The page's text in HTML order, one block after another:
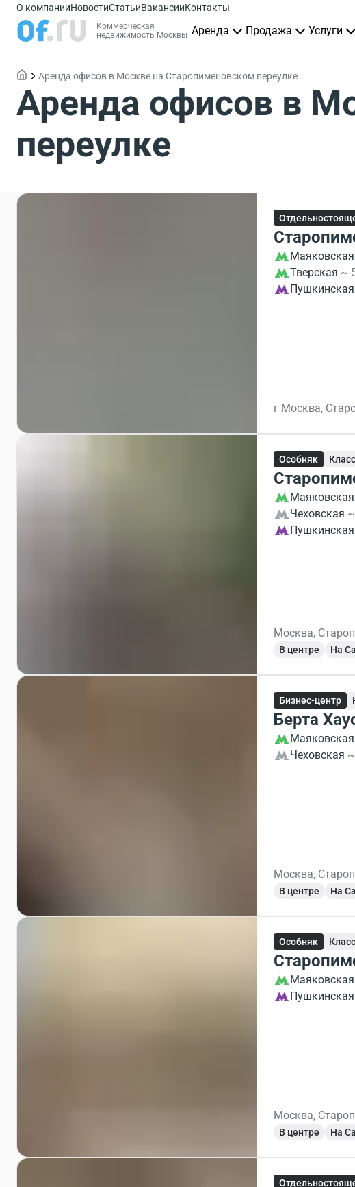
О компанииНовостиСтатьиВакансииКонтакты
Коммерческая
недвижимость Москвы Аренда Продажа Услуги
Аренда офисов в Москве на Старопименовском переулке
Аренда офисов в
переулке
Маяковская
Тверская ~
Пушкинская
г Москва,
Особняк
Маяковская
Чеховская
Пушкинская
Москва,
В центре На
Бизнес-центр
Берта
Маяковская
Чеховская
Москва,
В центре На
Особняк
Маяковская
Пушкинская
Москва,
В центре На